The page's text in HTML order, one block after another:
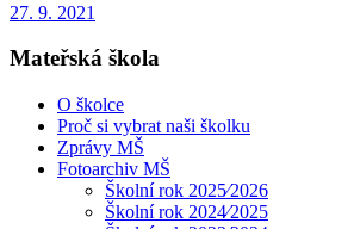
27. 9. 2021
Mateřská škola
O školce
Proč si vybrat naši školku
Zprávy MŠ
Fotoarchiv MŠ
Školní rok 2025⁄2026
Školní rok 2024⁄2025